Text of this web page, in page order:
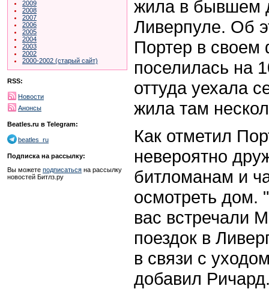
2009
2008
2007
2006
2005
2004
2003
2002
2000-2002 (старый сайт)
RSS:
Новости
Анонсы
Beatles.ru в Telegram:
beatles_ru
Подписка на рассылку:
Вы можете подписаться на рассылку
новостей Битлз.ру
жила в бывшем
Ливерпуле. Об
Портер в своем
поселилась на
оттуда уехала
жила там
Как отметил
невероятно
битломанам и
осмотреть дом.
вас встречали
поездок в
в связи с
добавил